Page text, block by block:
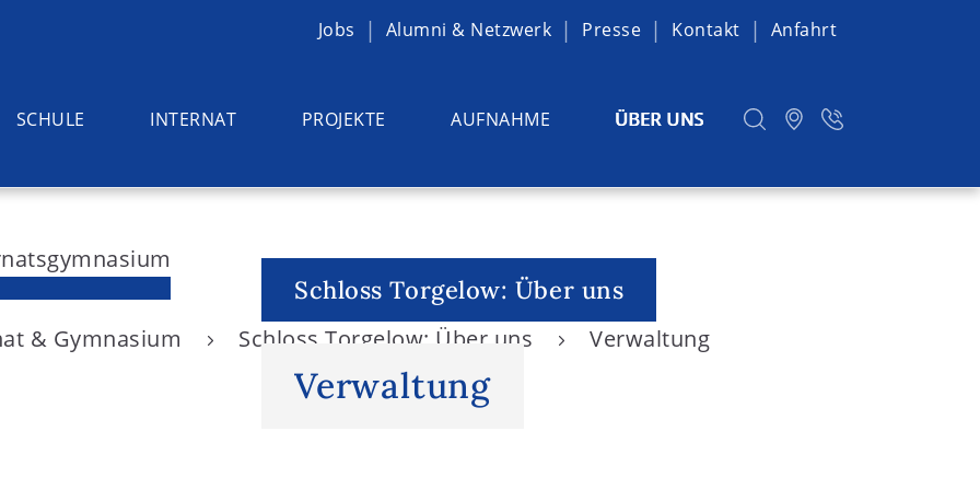
Jobs Alumni & Netzwerk Presse Kontakt Anfahrt
SCHULE INTERNAT PROJEKTE AUFNAHME ÜBER UNS
Schloss Torgelow: Über uns
Verwaltung
& Gymnasium Schloss Torgelow: Über uns Verwaltung